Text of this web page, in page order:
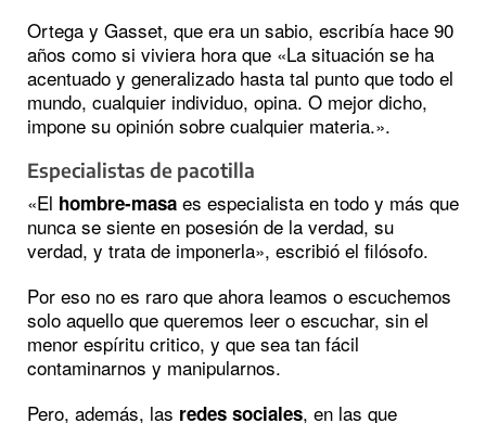
Ortega y Gasset, que era un sabio, escribía hace 90
años como si viviera hora que «La situación se ha
acentuado y generalizado hasta tal punto que todo el
mundo, cualquier individuo, opina. O mejor dicho,
impone su opinión sobre cualquier materia.».
Especialistas de pacotilla
«El hombre-masa es especialista en todo y más que
nunca se siente en posesión de la verdad, su
verdad, y trata de imponerla», escribió el filósofo.
Por eso no es raro que ahora leamos o escuchemos
solo aquello que queremos leer o escuchar, sin el
menor espíritu critico, y que sea tan fácil
contaminarnos y manipularnos.
Pero, además, las redes sociales, en las que